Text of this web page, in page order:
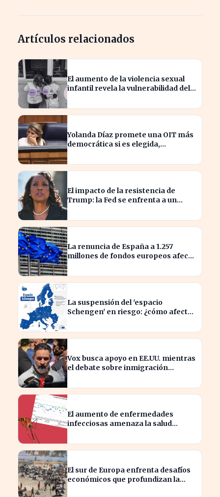
Artículos relacionados
El aumento de la violencia sexual
infantil revela la vulnerabilidad del
Yolanda Díaz promete una OIT más
democrática si es elegida,
El impacto de la resistencia de
Trump: la Fed se enfrenta a un
La renuncia de España a 1.257
millones de fondos europeos afecta
La suspensión del 'espacio
Schengen' en riesgo: ¿cómo afecta
Vox busca apoyo en EE.UU. mientras
el debate sobre inmigración
El aumento de enfermedades
infecciosas amenaza la salud
El sur de Europa enfrenta desafíos
económicos que profundizan la